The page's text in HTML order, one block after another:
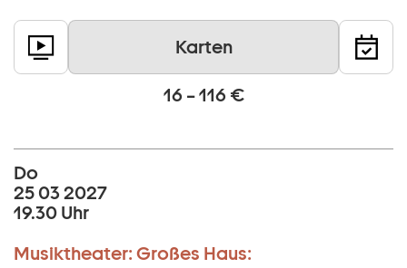
Karten
16 – 116 €
Do
25 03 2027
19.30 Uhr
Musiktheater: Großes Haus: